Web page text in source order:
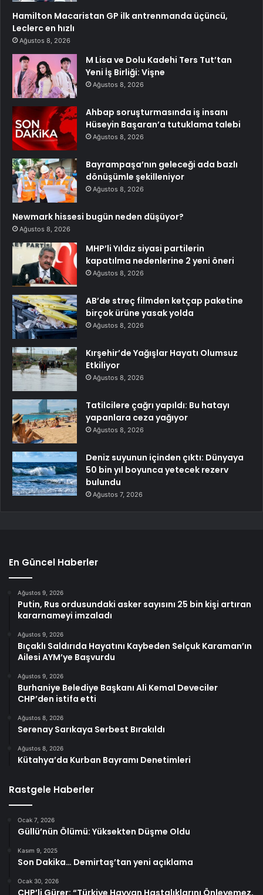
Hamilton Macaristan GP ilk antrenmanda üçüncü,
Leclerc en hızlı
Ağustos 8, 2026
M Lisa ve Dolu Kadehi Ters Tut’tan
Yeni İş Birliği: Vişne
Ağustos 8, 2026
Ahbap soruşturmasında iş insanı
Hüseyin Başaran’a tutuklama talebi
Ağustos 8, 2026
Bayrampaşa’nın geleceği ada bazlı
dönüşümle şekilleniyor
Ağustos 8, 2026
Newmark hissesi bugün neden düşüyor?
Ağustos 8, 2026
MHP’li Yıldız siyasi partilerin
kapatılma nedenlerine 2 yeni öneri
Ağustos 8, 2026
AB’de streç filmden ketçap paketine
birçok ürüne yasak yolda
Ağustos 8, 2026
Kırşehir’de Yağışlar Hayatı Olumsuz
Etkiliyor
Ağustos 8, 2026
Tatilcilere çağrı yapıldı: Bu hatayı
yapanlara ceza yağıyor
Ağustos 8, 2026
Deniz suyunun içinden çıktı: Dünyaya
50 bin yıl boyunca yetecek rezerv
bulundu
Ağustos 7, 2026
En Güncel Haberler
Ağustos 9, 2026
Putin, Rus ordusundaki asker sayısını 25 bin kişi artıran
kararnameyi imzaladı
Ağustos 9, 2026
Bıçaklı Saldırıda Hayatını Kaybeden Selçuk Karaman’ın
Ailesi AYM’ye Başvurdu
Ağustos 9, 2026
Burhaniye Belediye Başkanı Ali Kemal Deveciler
CHP’den istifa etti
Ağustos 8, 2026
Serenay Sarıkaya Serbest Bırakıldı
Ağustos 8, 2026
Kütahya’da Kurban Bayramı Denetimleri
Rastgele Haberler
Ocak 7, 2026
Güllü’nün Ölümü: Yüksekten Düşme Oldu
Kasım 9, 2025
Son Dakika… Demirtaş’tan yeni açıklama
Ocak 30, 2026